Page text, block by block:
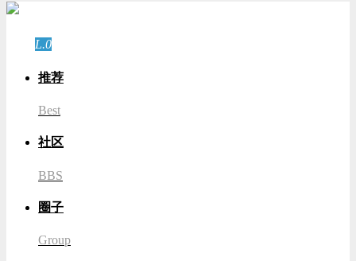
L.0
推荐
Best
社区
BBS
圈子
Group